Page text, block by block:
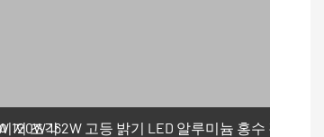
저 조각